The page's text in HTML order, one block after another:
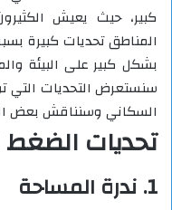
كبير، حيث يعيش
المناطق تحديات كبيرة
بشكل كبير على البيئة
سنستعرض التحديات التي
السكاني وسنناقش بعض
تحديات
1. ندرة المساحة